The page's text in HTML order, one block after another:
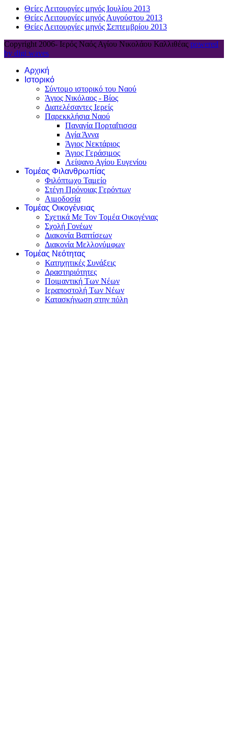
Θείες Λειτουργίες μηνός Ιουλίου 2013
Θείες Λειτουργίες μηνός Αυγούστου 2013
Θείες Λειτουργίες μηνός Σεπτεμβρίου 2013
Copyright 2006- Ιερός Ναός Αγίου Νικολάου Καλλιθέας powered
by digi waves
Αρχική
Ιστορικό
Σύντομο ιστορικό του Ναού
Άγιος Νικόλαος - Βίος
Διατελέσαντες Ιερείς
Παρεκκλήσια Ναού
Παναγία Πορταΐτισσα
Αγία Άννα
Άγιος Νεκτάριος
Άγιος Γεράσιμος
Λείψανο Αγίου Ευγενίου
Τομέας Φιλανθρωπίας
Φιλόπτωχο Ταμείο
Στέγη Πρόνοιας Γερόντων
Αιμοδοσία
Τομέας Οικογένειας
Σχετικά Με Τον Τομέα Οικογένιας
Σχολή Γονέων
Διακονία Βαπτίσεων
Διακονία Μελλονύμφων
Τομέας Νεότητας
Κατηχητικές Συνάξεις
Δραστηριότητες
Ποιμαντική Των Νέων
Ιεραποστολή Των Νέων
Κατασκήνωση στην πόλη